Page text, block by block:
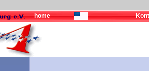
home